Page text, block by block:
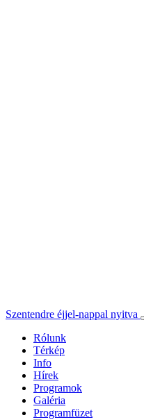
Szentendre éjjel-nappal nyitva
Rólunk
Térkép
Info
Hírek
Programok
Galéria
Programfüzet